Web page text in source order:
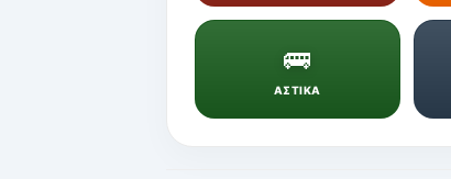
🚌
ΑΣΤΙΚΑ